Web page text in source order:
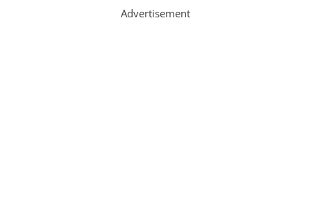
Advertisement